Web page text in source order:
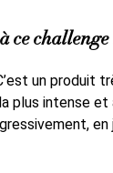
un produit
plus intense